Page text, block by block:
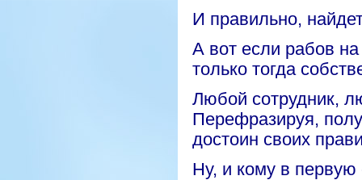
И правильно,
А вот если рабов
только тогда
Любой сотрудник,
Перефразируя,
достоин своих
Ну, и кому в